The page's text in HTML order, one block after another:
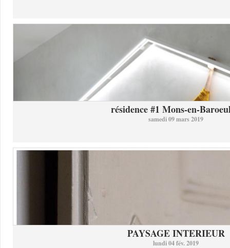
résidence #1 Mons-en-
samedi 09 mars 2019
PAYSAGE INTERIEUR
lundi 04 fév. 2019